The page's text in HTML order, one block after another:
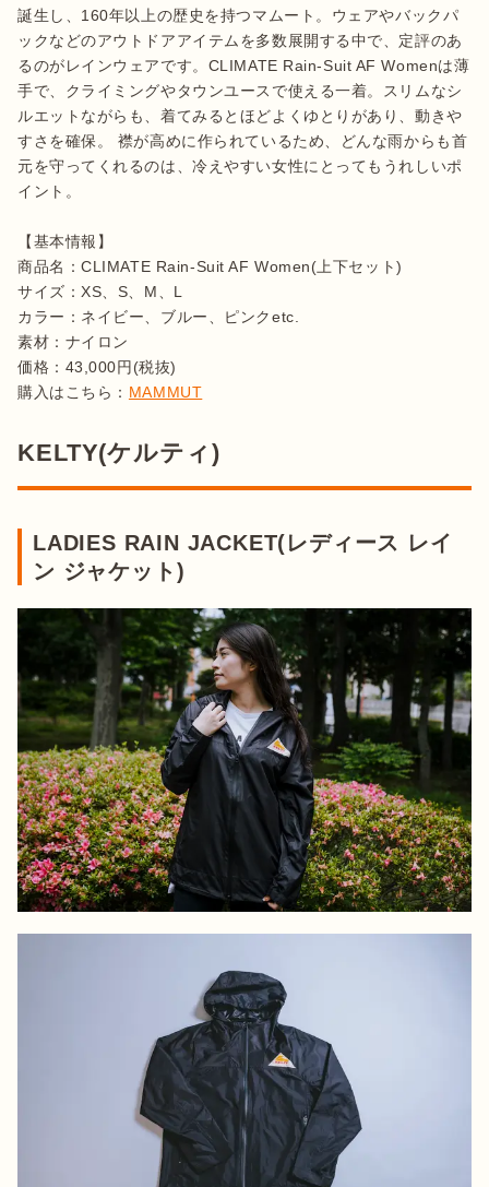
誕生し、160年以上の歴史を持つマムート。ウェアやバックパ
ックなどのアウトドアアイテムを多数展開する中で、定評のあ
るのがレインウェアです。CLIMATE Rain-Suit AF Womenは薄
手で、クライミングやタウンユースで使える一着。スリムなシ
ルエットながらも、着てみるとほどよくゆとりがあり、動きや
すさを確保。 襟が高めに作られているため、どんな雨からも首
元を守ってくれるのは、冷えやすい女性にとってもうれしいポ
イント。
【基本情報】
商品名：CLIMATE Rain-Suit AF Women(上下セット)
サイズ：XS、S、M、L
カラー：ネイビー、ブルー、ピンクetc.
素材：ナイロン
価格：43,000円(税抜)
購入はこちら： MAMMUT
KELTY(ケルティ)
LADIES RAIN JACKET(レディース レイ
ン ジャケット)